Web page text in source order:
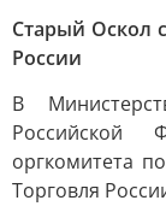
Старый Оскол
России
В
Российской
оргкомитета
Торговля